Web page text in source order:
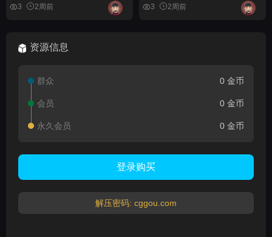
Animation
3 2周前
Keyboard With Bearing
Material Model Independent
3 2周前
资源信息
群众 0 金币
会员 0 金币
永久会员 0 金币
登录购买
解压密码: cggou.com